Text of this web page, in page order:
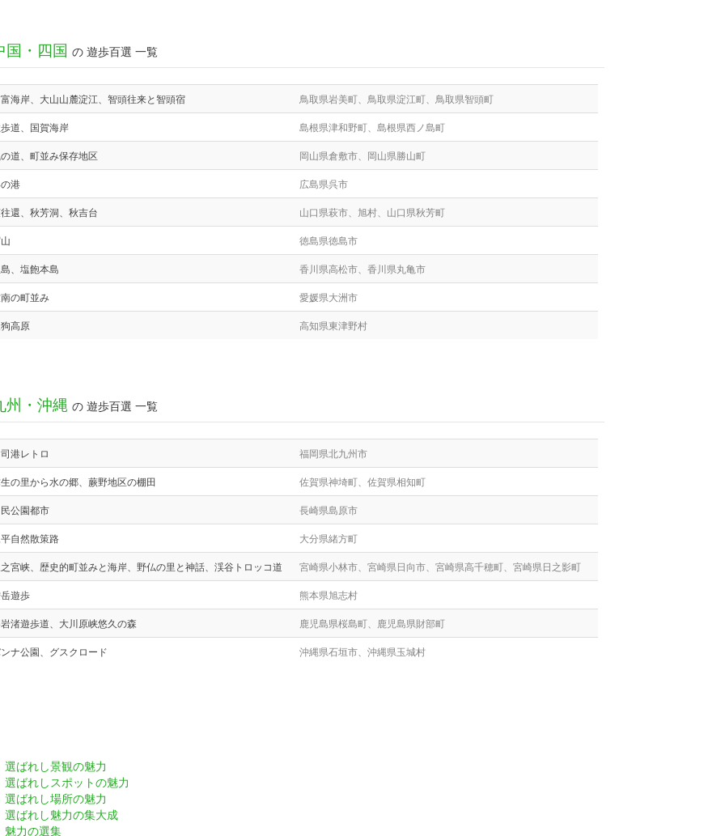
国・四国 の 遊歩百選 一覧
海岸、大山山麓淀江、智頭往来と智頭宿 鳥取県岩美町、鳥取県淀江町、鳥取県智頭町
道、国賀海岸 島根県津和野町、島根県西ノ島町
道、町並み保存地区 岡山県倉敷市、岡山県勝山町
港 広島県呉市
還、秋芳洞、秋吉台 山口県萩市、旭村、山口県秋芳町
徳島県徳島市
、塩飽本島 香川県高松市、香川県丸亀市
の町並み 愛媛県大洲市
高原 高知県東津野村
州・沖縄 の 遊歩百選 一覧
港レトロ 福岡県北九州市
の里から水の郷、蕨野地区の棚田 佐賀県神埼町、佐賀県相知町
公園都市 長崎県島原市
自然散策路 大分県緒方町
宮峡、歴史的町並みと海岸、野仏の里と神話、渓谷トロッコ道 宮崎県小林市、宮崎県日向市、宮崎県高千穂町、宮崎県日之影町
遊歩 熊本県旭志村
渚遊歩道、大川原峡悠久の森 鹿児島県桜島町、鹿児島県財部町
ナ公園、グスクロード 沖縄県石垣市、沖縄県玉城村
選ばれし景観の魅力
選ばれしスポットの魅力
選ばれし場所の魅力
選ばれし魅力の集大成
魅力の選集